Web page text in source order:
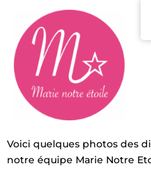
contenu
Voici quelques photos des
notre équipe Marie Notre